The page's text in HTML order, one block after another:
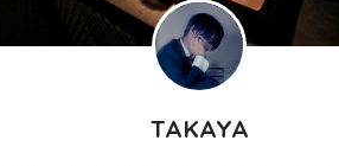
TAKAYA